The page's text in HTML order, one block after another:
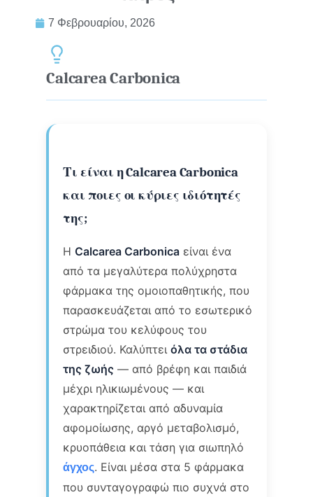
7 Φεβρουαρίου, 2026
Calcarea Carbonica
Τι είναι η Calcarea Carbonica
και ποιες οι κύριες ιδιότητές
της;
Η Calcarea Carbonica είναι ένα
από τα μεγαλύτερα πολύχρηστα
φάρμακα της ομοιοπαθητικής, που
παρασκευάζεται από το εσωτερικό
στρώμα του κελύφους του
στρειδιού. Καλύπτειόλα τα στάδια
της ζωής — από βρέφη και παιδιά
μέχρι ηλικιωμένους — και
χαρακτηρίζεται από αδυναμία
αφομοίωσης, αργό μεταβολισμό,
κρυοπάθεια και τάση για σιωπηλό
άγχος. Είναι μέσα στα 5 φάρμακα
που συνταγογραφώ πιο συχνά στο